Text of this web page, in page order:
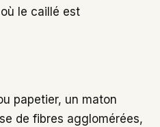
le caillé est
papetier, un maton
de fibres agglomérées,